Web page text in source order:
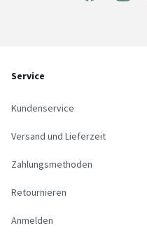
Service
Kundenservice
Versand und Lieferzeit
Zahlungsmethoden
Retournieren
Anmelden